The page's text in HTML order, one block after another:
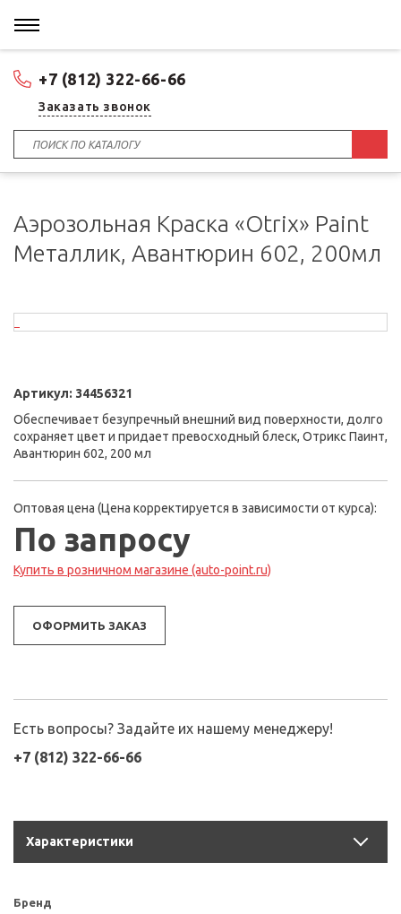
+7 (812) 322-66-66
Заказать звонок
Аэрозольная Краска «Otrix» Paint
Металлик, Авантюрин 602, 200мл
Артикул: 34456321
Обеспечивает безупречный внешний вид поверхности, долго
сохраняет цвет и придает превосходный блеск, Отрикс Паинт,
Авантюрин 602, 200 мл
Оптовая цена (Цена корректируется в зависимости от курса):
По запросу
Купить в розничном магазине (auto-point.ru)
ОФОРМИТЬ ЗАКАЗ
Есть вопросы? Задайте их нашему менеджеру!
+7 (812) 322-66-66
Характеристики
Бренд